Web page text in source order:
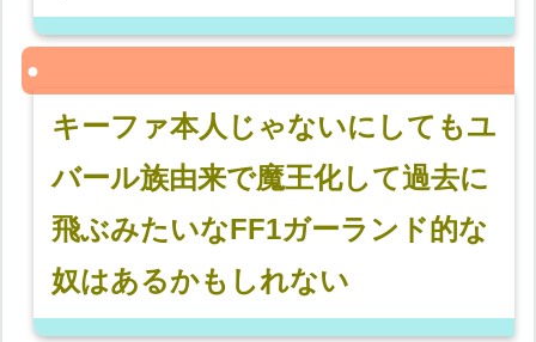
キーファ本人じゃないにしてもユ
バール族由来で魔王化して過去に
飛ぶみたいなFF1ガーランド的な
奴はあるかもしれない